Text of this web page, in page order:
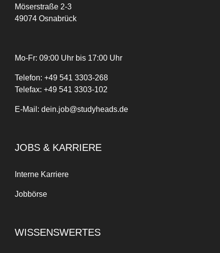
Möserstraße 2-3
49074 Osnabrück
Mo-Fr: 09:00 Uhr bis 17:00 Uhr
Telefon: +49 541 3303-268
Telefax: +49 541 3303-102
E-Mail: dein.job@studyheads.de
JOBS & KARRIERE
Interne Karriere
Jobbörse
WISSENSWERTES